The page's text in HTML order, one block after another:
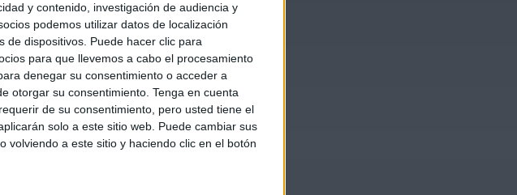
y contenido, investigación de audiencia y
podemos utilizar datos de localización
de dispositivos. Puede hacer clic para
para que llevemos a cabo el procesamiento
denegar su consentimiento o acceder a
otorgar su consentimiento. Tenga en cuenta
de su consentimiento, pero usted tiene el
solo a este sitio web. Puede cambiar sus
volviendo a este sitio y haciendo clic en el botón